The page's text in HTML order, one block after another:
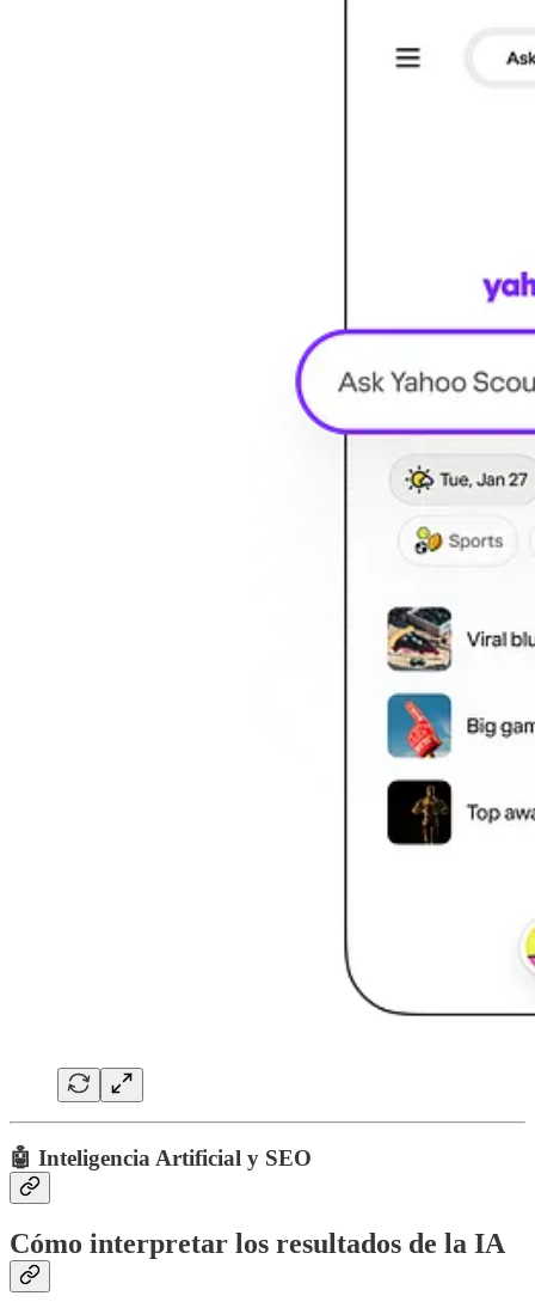
🤖 Inteligencia Artificial y SEO
Cómo interpretar los resultados de la IA